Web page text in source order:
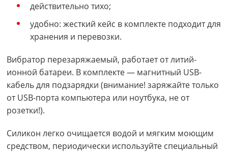
действительно тихо;
удобно: жесткий кейс в комплекте подходит для
хранения и перевозки.
Вибратор перезаряжаемый, работает от литий-
ионной батареи. В комплекте — магнитный USB-
кабель для подзарядки (внимание! заряжайте только
от USB-порта компьютера или ноутбука, не от
розетки!).
Силикон легко очищается водой и мягким моющим
средством, периодически используйте специальный